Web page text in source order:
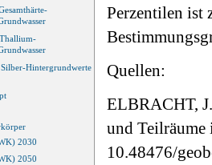
Hintergrundwerte
2030
2050
Perzentilen ist
Quellen:
ELBRACHT,
und Teilräume
10.48476/